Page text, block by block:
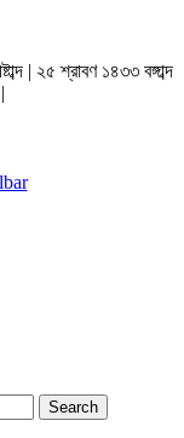
| ২৫ শ্রাবণ ১৪৩৩ বঙ্গাব্দ
|